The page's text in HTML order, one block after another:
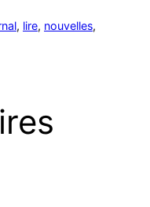
, lire, nouvelles